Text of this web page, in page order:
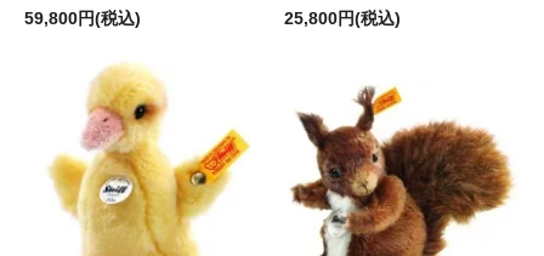
59,800円(税込)
25,800円(税込)